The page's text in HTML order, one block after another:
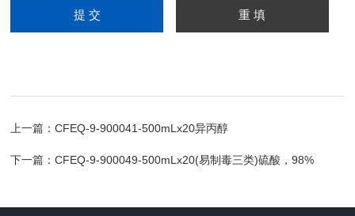
上一篇：CFEQ-9-900041-500mLx20异丙醇
下一篇：CFEQ-9-900049-500mLx20(易制毒三类)硫酸，98%